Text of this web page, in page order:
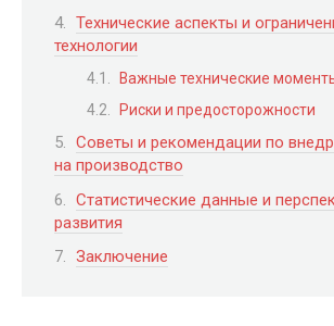
Технические аспекты и
технологии
Важные технические
Риски и предосторожности
Советы и рекомендации по
на производство
Статистические данные и
развития
Заключение